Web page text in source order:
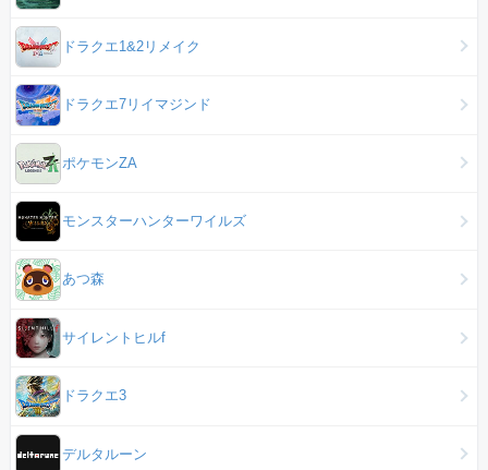
ドラクエ1&2リメイク
ドラクエ7リイマジンド
ポケモンZA
モンスターハンターワイルズ
あつ森
サイレントヒルf
ドラクエ3
デルタルーン